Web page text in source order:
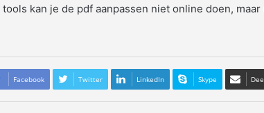
kan je de pdf aanpassen niet online doen,
Facebook Twitter LinkedIn Skype